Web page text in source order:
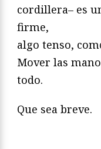
cordillera– es
firme,
algo tenso,
Mover las
todo.
Que sea breve.